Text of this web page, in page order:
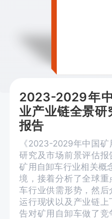
2023-2029年
业产业链全景研
报告
《2023-2029年中国
研究及市场前景评估
矿用自卸车行业相关概
境，接着分析了全球
车行业供需形势，然
运行现状以及产业链
告对矿用自卸车做了